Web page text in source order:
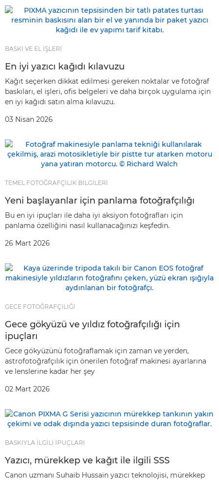
BASKI VE EL İŞLERİ
En iyi yazıcı kağıdı kılavuzu
Kağıt seçerken dikkat edilmesi gereken noktalar ve fotoğraf
baskıları, el işleri, ofis belgeleri ve daha birçok uygulama için
en iyi kağıdı satın alma kılavuzu.
03 Nisan 2026
TEMEL FOTOĞRAFÇILIK BİLGİLERİ
Yeni başlayanlar için panlama fotoğrafçılığı
Bu en iyi ipuçları ile daha iyi aksiyon fotoğrafları için
panlama özelliğini nasıl kullanacağınızı keşfedin.
26 Mart 2026
GECE FOTOĞRAFÇILIĞI
Gece gökyüzü ve yıldız fotoğrafçılığı için
ipuçları
Gece gökyüzünü fotoğraflamak için zaman ve yerden,
astrofotoğrafçılık için önerilen fotoğraf makinesi ayarlarına
ve lenslerine kadar her şey
02 Mart 2026
BASKIYLA İLGİLİ İPUÇLARI
Yazıcı, mürekkep ve kağıt ile ilgili SSS
Canon uzmanı Suhaib Hussain yazıcı teknolojisi, mürekkep